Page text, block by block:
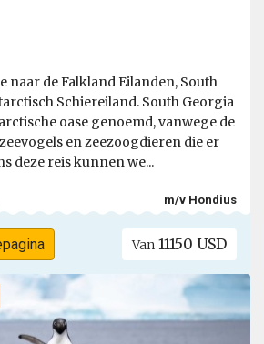
naar de Falkland Eilanden, South
Schiereiland. South Georgia
oase genoemd, vanwege de
en zeezoogdieren die er
deze reis kunnen we...
m/v Hondius
Van 11150 USD